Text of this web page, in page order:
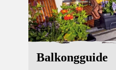
Balkongguide